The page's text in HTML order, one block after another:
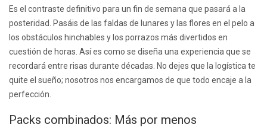
Es el contraste definitivo para un fin de semana que pasará a la
posteridad. Pasáis de las faldas de lunares y las flores en el pelo a
los obstáculos hinchables y los porrazos más divertidos en
cuestión de horas. Así es como se diseña una experiencia que se
recordará entre risas durante décadas. No dejes que la logística te
quite el sueño; nosotros nos encargamos de que todo encaje a la
perfección.
Packs combinados: Más por menos